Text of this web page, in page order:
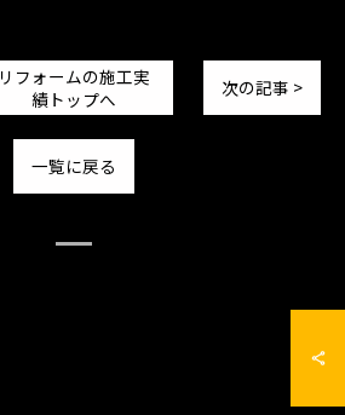
リフォームの施工実
績トップへ
次の記事 >
一覧に戻る